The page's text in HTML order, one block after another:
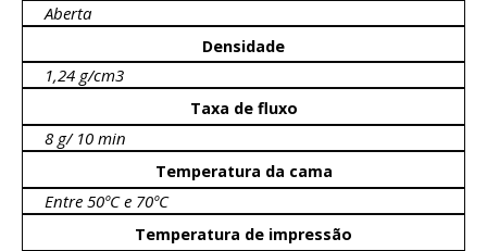
Aberta
Densidade
1,24 g/cm3
Taxa de fluxo
8 g/ 10 min
Temperatura da cama
Entre 50ºC e 70ºC
Temperatura de impressão